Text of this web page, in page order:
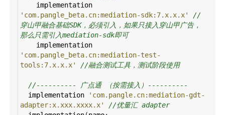
implementation
'com.pangle_beta.cn:mediation-sdk:7.x.x.x'
//
穿山甲融合基础SDK，必须引入，如果只接入穿山甲广告，
那么只需引入mediation-sdk即可
implementation
'com.pangle_beta.cn:mediation-test-
tools:7.x.x.x'
//融合测试工具，测试阶段使用
//---------- 广点通 （按需接入）----------
implementation
'com.pangle.cn:mediation-gdt-
adapter:x.xxx.xxxx.x'
//优量汇 adapter